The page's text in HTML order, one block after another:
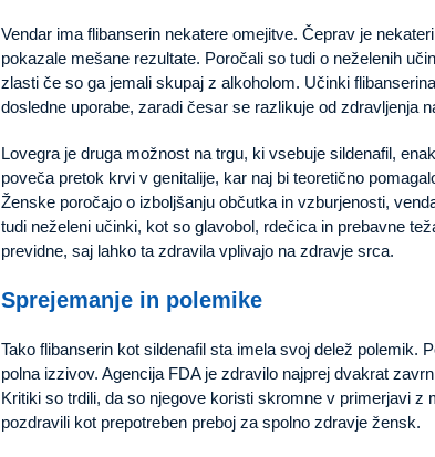
Vendar ima flibanserin nekatere omejitve. Čeprav je
pokazale mešane rezultate. Poročali so tudi o neželenih
zlasti če so ga jemali skupaj z alkoholom. Učinki
dosledne uporabe, zaradi česar se razlikuje od zdravljenja
Lovegra je druga možnost na trgu, ki vsebuje sildenafil,
poveča pretok krvi v genitalije, kar naj bi teoretično
Ženske poročajo o izboljšanju občutka in vzburjenosti,
tudi neželeni učinki, kot so glavobol, rdečica in prebavne
previdne, saj lahko ta zdravila vplivajo na zdravje srca.
Sprejemanje in polemike
Tako flibanserin kot sildenafil sta imela svoj delež polemik.
polna izzivov. Agencija FDA je zdravilo najprej dvakrat
Kritiki so trdili, da so njegove koristi skromne v primerjavi z
pozdravili kot prepotreben preboj za spolno zdravje žensk.